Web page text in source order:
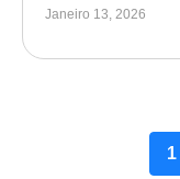
Janeiro 13, 2026
1